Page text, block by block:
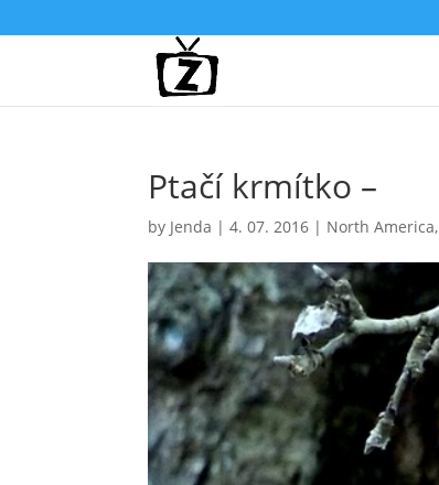
Ptačí krmítko –
by Jenda |4. 07. 2016 | North America,